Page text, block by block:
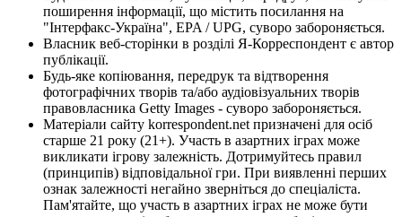
поширення інформації, що містить посилання на
"Інтерфакс-Україна", EPA / UPG, суворо забороняється.
Власник веб-сторінки в розділі Я-Корреспондент є автор
публікації.
Будь-яке копіювання, передрук та відтворення
фотографічних творів та/або аудіовізуальних творів
правовласника Getty Images - суворо забороняється.
Матеріали сайту korrespondent.net призначені для осіб
старше 21 року (21+). Участь в азартних іграх може
викликати ігрову залежність. Дотримуйтесь правил
(принципів) відповідальної гри. При виявленні перших
ознак залежності негайно зверніться до спеціаліста.
Пам'ятайте, що участь в азартних іграх не може бути